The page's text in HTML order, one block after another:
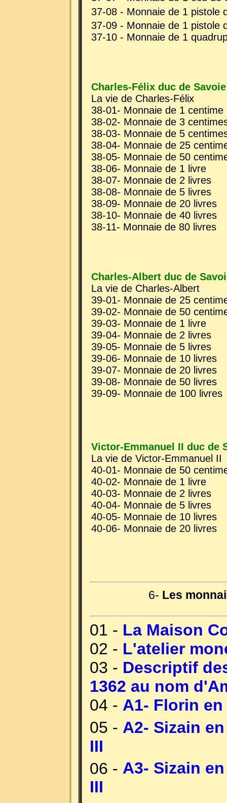
37-08 - Monnaie de 1 pistole
37-09 - Monnaie de 1 pistole
37-10 - Monnaie de 1
Charles-Félix duc de Savoie
La vie de Charles-Félix
38-01- Monnaie de 1 centime
38-02- Monnaie de 3
38-03- Monnaie de 5
38-04- Monnaie de 25
38-05- Monnaie de 50
38-06- Monnaie de 1 livre
38-07- Monnaie de 2 livres
38-08- Monnaie de 5 livres
38-09- Monnaie de 20 livres
38-10- Monnaie de 40 livres
38-11- Monnaie de 80 livres
Charles-Albert duc de
La vie de Charles-Albert
39-01- Monnaie de 25
39-02- Monnaie de 50
39-03- Monnaie de 1 livre
39-04- Monnaie de 2 livres
39-05- Monnaie de 5 livres
39-06- Monnaie de 10 livres
39-07- Monnaie de 20 livres
39-08- Monnaie de 50 livres
39-09- Monnaie de 100 livres
Victor-Emmanuel II duc de
La vie de Victor-Emmanuel II
40-01- Monnaie de 50
40-02- Monnaie de 1 livre
40-03- Monnaie de 2 livres
40-04- Monnaie de 5 livres
40-05- Monnaie de 10 livres
40-06- Monnaie de 20 livres
6- Les
01 - La Maison
02 - L'atelier
03 - Descriptif
1362 au nom
04 - A1- Florin
05 - A2- Sizain
III
06 - A3- Sizain
III